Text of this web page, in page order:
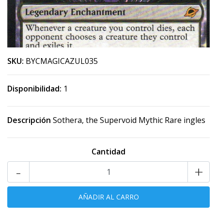
SKU: BYCMAGICAZUL035
Disponibilidad: 1
Descripción Sothera, the Supervoid Mythic Rare ingles
Cantidad
+
-